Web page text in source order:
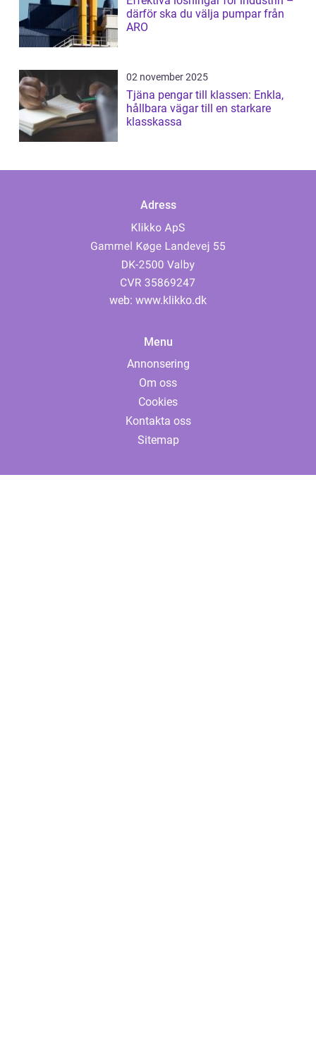
därför ska du välja pumpar från
ARO
02 november 2025
Tjäna pengar till klassen: Enkla,
hållbara vägar till en starkare
klasskassa
Adress
web: www.klikko.dk
Menu
Annonsering
Om oss
Cookies
Kontakta oss
Sitemap